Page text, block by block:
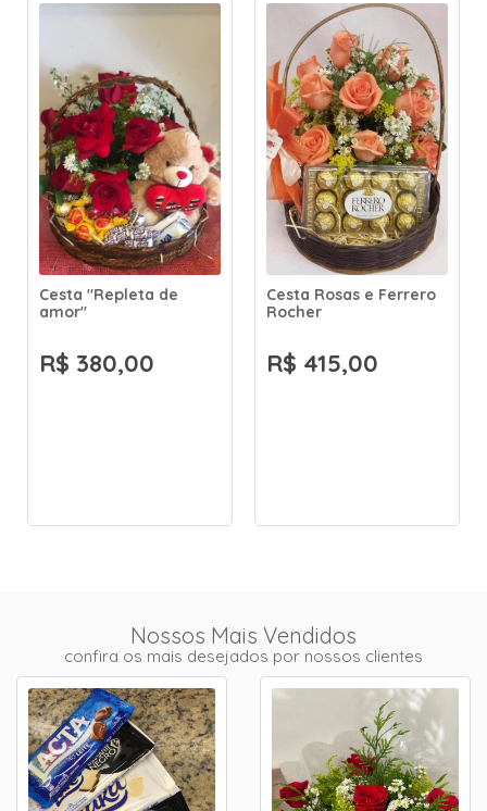
Cesta "Repleta de
amor"
R$ 380,00
Cesta Rosas e Ferrero
Rocher
R$ 415,00
Nossos Mais Vendidos
confira os mais desejados por nossos clientes